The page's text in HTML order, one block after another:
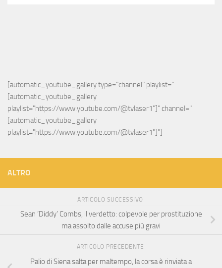
[automatic_youtube_gallery type="channel" playlist="
[automatic_youtube_gallery
playlist="https://www.youtube.com/@tvlaser1"]" channel="
[automatic_youtube_gallery
playlist="https://www.youtube.com/@tvlaser1"]"]
ALTRO
ARTICOLO SUCCESSIVO
Sean ‘Diddy’ Combs, il verdetto: colpevole per prostituzione
ma assolto dalle accuse più gravi
ARTICOLO PRECEDENTE
Palio di Siena salta per maltempo, la corsa è rinviata a